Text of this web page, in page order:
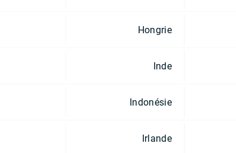
Hongrie
Inde
Indonésie
Irlande